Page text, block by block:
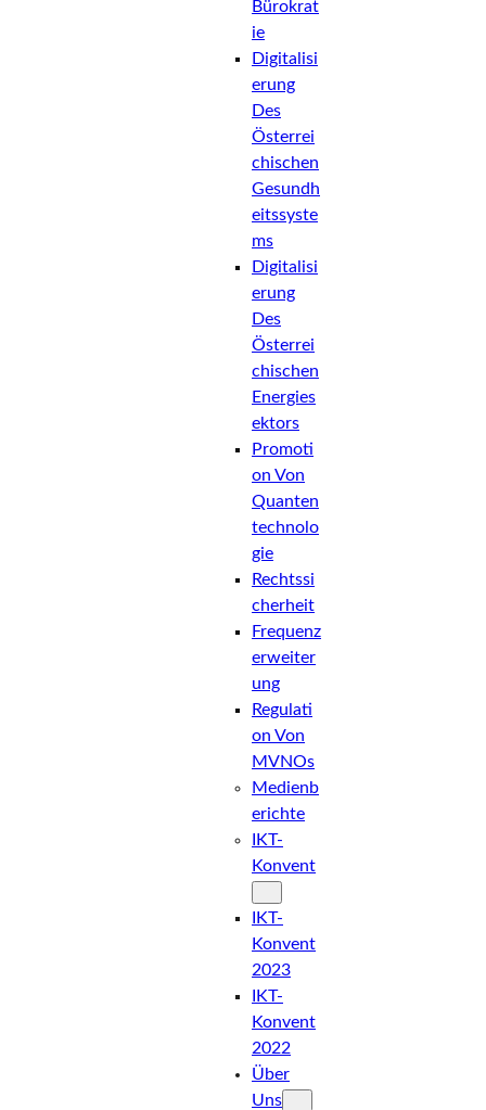
Bürokrat
Ie
Digitalisi
Erung
Des
Österrei
Chischen
Gesundh
Eitssyste
Ms
Digitalisi
Erung
Des
Österrei
Chischen
Energies
Ektors
Promoti
On Von
Quanten
Technolo
Gie
Rechtssi
Cherheit
Frequenz
Erweiter
Ung
Regulati
On Von
MVNOs
Medienb
Erichte
IKT-
Konvent
IKT-
Konvent
2023
IKT-
Konvent
2022
Über
Uns